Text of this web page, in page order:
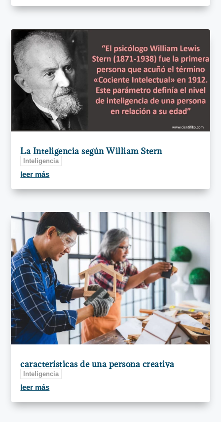
La Inteligencia según William Stern
Inteligencia
leer más
características de una persona creativa
Inteligencia
leer más